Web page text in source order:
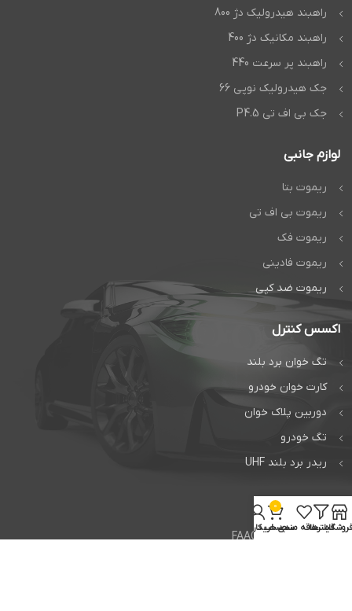
راهبند هیدرولیک دژ 800
راهبند مکانیک دژ 400
راهبند پر سرعت 440
جک هیدرولیک نوپی 66
جک بی اف تی P4.5
لوازم جانبی
ریموت بتا
ریموت بی اف تی
ریموت فک
ریموت فادینی
ریموت ضد کپی
اکسس کنترل
تگ خوان برد بلند
کارت خوان خودرو
دوربین پلاک خوان
تگ خودرو
ریدر برد بلند UHF
خدمات
تعمیر جک فک FAAC
فروشگاهفیلترهاعلاقه مندی
0
سبد خرید
حساب کاربری من